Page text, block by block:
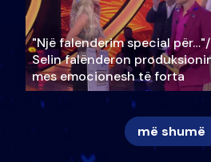
"Një falenderim special për…"/
Selin falënderon
mes emocionesh të forta
më shumë